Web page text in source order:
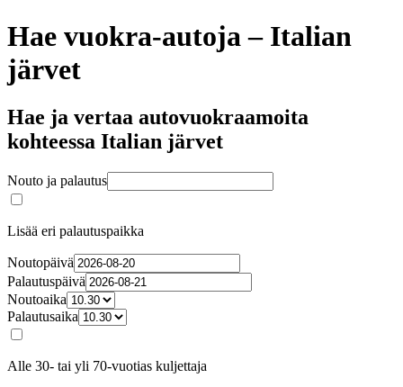
Hae vuokra-autoja – Italian
järvet
Hae ja vertaa autovuokraamoita
kohteessa Italian järvet
Nouto ja palautus
Lisää eri palautuspaikka
Noutopäivä
Palautuspäivä
Noutoaika
Palautusaika
Alle 30- tai yli 70-vuotias kuljettaja